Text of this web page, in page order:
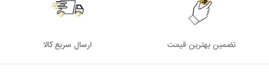
تضمین بهترین قیمت ارسال سریع کالا